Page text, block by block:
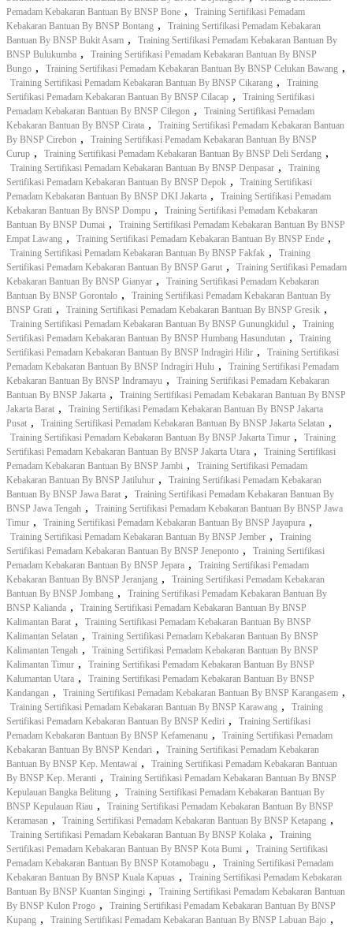
Pemadam Kebakaran Bantuan By BNSP Bone ,
Training Sertifikasi Pemadam
Kebakaran Bantuan By BNSP Bontang ,
Training Sertifikasi Pemadam Kebakaran
Bantuan By BNSP Bukit Asam ,
Training Sertifikasi Pemadam Kebakaran Bantuan By
BNSP Bulukumba ,
Training Sertifikasi Pemadam Kebakaran Bantuan By BNSP
Bungo , Training Sertifikasi Pemadam Kebakaran Bantuan By BNSP Celukan Bawang ,
Training Sertifikasi Pemadam Kebakaran Bantuan By BNSP Cikarang ,
Training
Sertifikasi Pemadam Kebakaran Bantuan By BNSP Cilacap ,
Training Sertifikasi
Pemadam Kebakaran Bantuan By BNSP Cilegon ,
Training Sertifikasi Pemadam
Kebakaran Bantuan By BNSP Cirata ,
Training Sertifikasi Pemadam Kebakaran Bantuan
By BNSP Cirebon ,
Training Sertifikasi Pemadam Kebakaran Bantuan By BNSP
Curup , Training Sertifikasi Pemadam Kebakaran Bantuan By BNSP Deli Serdang ,
Training Sertifikasi Pemadam Kebakaran Bantuan By BNSP Denpasar ,
Training
Sertifikasi Pemadam Kebakaran Bantuan By BNSP Depok ,
Training Sertifikasi
Pemadam Kebakaran Bantuan By BNSP DKI Jakarta ,
Training Sertifikasi Pemadam
Kebakaran Bantuan By BNSP Dompu ,
Training Sertifikasi Pemadam Kebakaran
Bantuan By BNSP Dumai ,
Training Sertifikasi Pemadam Kebakaran Bantuan By BNSP
Empat Lawang , Training Sertifikasi Pemadam Kebakaran Bantuan By BNSP Ende ,
Training Sertifikasi Pemadam Kebakaran Bantuan By BNSP Fakfak ,
Training
Sertifikasi Pemadam Kebakaran Bantuan By BNSP Garut ,
Training Sertifikasi Pemadam
Kebakaran Bantuan By BNSP Gianyar ,
Training Sertifikasi Pemadam Kebakaran
Bantuan By BNSP Gorontalo ,
Training Sertifikasi Pemadam Kebakaran Bantuan By
BNSP Grati , Training Sertifikasi Pemadam Kebakaran Bantuan By BNSP Gresik ,
Training Sertifikasi Pemadam Kebakaran Bantuan By BNSP Gunungkidul ,
Training
Sertifikasi Pemadam Kebakaran Bantuan By BNSP Humbang Hasundutan ,
Training
Sertifikasi Pemadam Kebakaran Bantuan By BNSP Indragiri Hilir ,
Training Sertifikasi
Pemadam Kebakaran Bantuan By BNSP Indragiri Hulu ,
Training Sertifikasi Pemadam
Kebakaran Bantuan By BNSP Indramayu ,
Training Sertifikasi Pemadam Kebakaran
Bantuan By BNSP Jakarta ,
Training Sertifikasi Pemadam Kebakaran Bantuan By BNSP
Jakarta Barat ,
Training Sertifikasi Pemadam Kebakaran Bantuan By BNSP Jakarta
Pusat , Training Sertifikasi Pemadam Kebakaran Bantuan By BNSP Jakarta Selatan ,
Training Sertifikasi Pemadam Kebakaran Bantuan By BNSP Jakarta Timur ,
Training
Sertifikasi Pemadam Kebakaran Bantuan By BNSP Jakarta Utara ,
Training Sertifikasi
Pemadam Kebakaran Bantuan By BNSP Jambi ,
Training Sertifikasi Pemadam
Kebakaran Bantuan By BNSP Jatiluhur ,
Training Sertifikasi Pemadam Kebakaran
Bantuan By BNSP Jawa Barat ,
Training Sertifikasi Pemadam Kebakaran Bantuan By
BNSP Jawa Tengah ,
Training Sertifikasi Pemadam Kebakaran Bantuan By BNSP Jawa
Timur , Training Sertifikasi Pemadam Kebakaran Bantuan By BNSP Jayapura ,
Training Sertifikasi Pemadam Kebakaran Bantuan By BNSP Jember ,
Training
Sertifikasi Pemadam Kebakaran Bantuan By BNSP Jeneponto ,
Training Sertifikasi
Pemadam Kebakaran Bantuan By BNSP Jepara ,
Training Sertifikasi Pemadam
Kebakaran Bantuan By BNSP Jeranjang ,
Training Sertifikasi Pemadam Kebakaran
Bantuan By BNSP Jombang ,
Training Sertifikasi Pemadam Kebakaran Bantuan By
BNSP Kalianda ,
Training Sertifikasi Pemadam Kebakaran Bantuan By BNSP
Kalimantan Barat ,
Training Sertifikasi Pemadam Kebakaran Bantuan By BNSP
Kalimantan Selatan ,
Training Sertifikasi Pemadam Kebakaran Bantuan By BNSP
Kalimantan Tengah ,
Training Sertifikasi Pemadam Kebakaran Bantuan By BNSP
Kalimantan Timur ,
Training Sertifikasi Pemadam Kebakaran Bantuan By BNSP
Kalumantan Utara ,
Training Sertifikasi Pemadam Kebakaran Bantuan By BNSP
Kandangan , Training Sertifikasi Pemadam Kebakaran Bantuan By BNSP Karangasem ,
Training Sertifikasi Pemadam Kebakaran Bantuan By BNSP Karawang ,
Training
Sertifikasi Pemadam Kebakaran Bantuan By BNSP Kediri ,
Training Sertifikasi
Pemadam Kebakaran Bantuan By BNSP Kefamenanu ,
Training Sertifikasi Pemadam
Kebakaran Bantuan By BNSP Kendari ,
Training Sertifikasi Pemadam Kebakaran
Bantuan By BNSP Kep. Mentawai ,
Training Sertifikasi Pemadam Kebakaran Bantuan
By BNSP Kep. Meranti ,
Training Sertifikasi Pemadam Kebakaran Bantuan By BNSP
Kepulauan Bangka Belitung ,
Training Sertifikasi Pemadam Kebakaran Bantuan By
BNSP Kepulauan Riau ,
Training Sertifikasi Pemadam Kebakaran Bantuan By BNSP
Keramasan , Training Sertifikasi Pemadam Kebakaran Bantuan By BNSP Ketapang ,
Training Sertifikasi Pemadam Kebakaran Bantuan By BNSP Kolaka ,
Training
Sertifikasi Pemadam Kebakaran Bantuan By BNSP Kota Bumi ,
Training Sertifikasi
Pemadam Kebakaran Bantuan By BNSP Kotamobagu ,
Training Sertifikasi Pemadam
Kebakaran Bantuan By BNSP Kuala Kapuas ,
Training Sertifikasi Pemadam Kebakaran
Bantuan By BNSP Kuantan Singingi ,
Training Sertifikasi Pemadam Kebakaran Bantuan
By BNSP Kulon Progo ,
Training Sertifikasi Pemadam Kebakaran Bantuan By BNSP
Kupang , Training Sertifikasi Pemadam Kebakaran Bantuan By BNSP Labuan Bajo ,